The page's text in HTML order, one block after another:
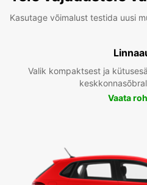
Kasutage võimalust testida uusi
Valik kompaktsest ja
Vaata